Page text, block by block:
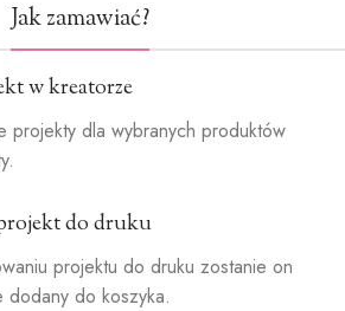
Jak zamawiać?
w kreatorze
projekty dla wybranych produktów
do druku
projektu do druku zostanie on
dodany do koszyka.